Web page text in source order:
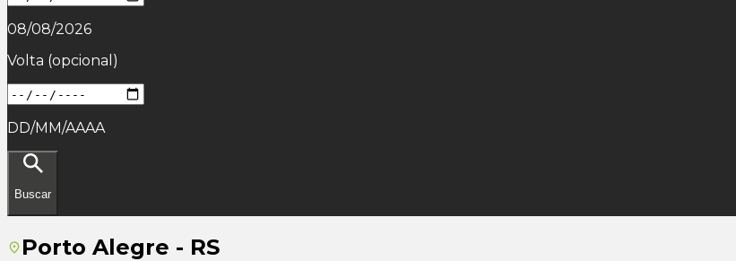
08/08/2026
Volta (opcional)
DD/MM/AAAA
Buscar
Porto Alegre - RS